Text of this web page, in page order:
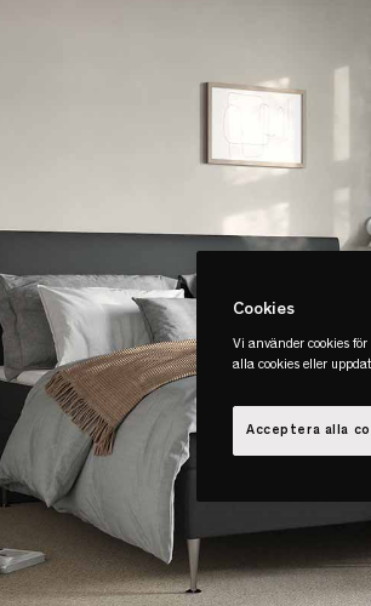
Cookies
Vi använder cookies
alla cookies eller
Acceptera alla